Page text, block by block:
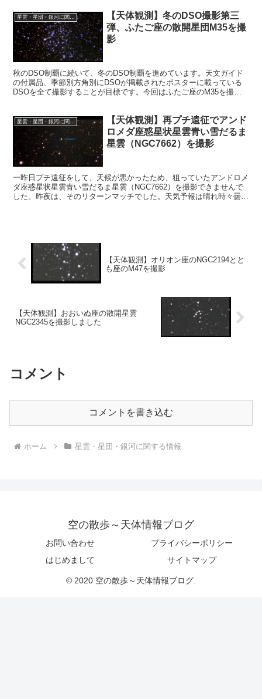
星雲・星団・銀河に関する情報
【天体観測】冬のDSO撮影第三
弾、ふたご座の散開星団M35を撮
影
秋のDSO制覇に続いて、冬のDSO制覇を進めています。天文ガイド
の付属品、季節別方角別にDSOが掲載されたポスターに載っている
DSOを全て撮影することが目標です。今回はふたご座のM35を撮影
星雲・星団・銀河に関する情報
【天体観測】再プチ遠征でアンド
ロメダ座惑星状星雲青い雪だるま
星雲（NGC7662）を撮影
一昨日プチ遠征をして、天候が悪かったため、狙っていたアンドロメ
ダ座惑星状星雲青い雪だるま星雲（NGC7662）を撮影できませんで
した。昨夜は、そのリターンマッチでした。天気予報は晴れ時々曇
【天体観測】オリオン座のNGC2194とと
も座のM47を撮影
【天体観測】おおいぬ座の散開星雲
NGC2345を撮影しました
コメント
コメントを書き込む
ホーム 星雲・星団・銀河に関する情報
空の散歩～天体情報ブログ
お問い合わせ
プライバシーポリシー
はじめまして
サイトマップ
© 2020 空の散歩～天体情報ブログ.